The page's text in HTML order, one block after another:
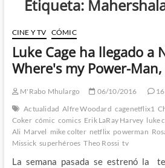
Etiqueta:
CINE Y TV CÓMIC
Luke Cage ha llegado a
Where's my Power-
M'Rabo Mhulargo 06/10/2016
16
Actualidad Alfre Woodard cagenetflix1
Coker cómic comics Erik LaRay Harvey luke
Ali Marvel mike colter netflix powerman
Missick superhéroes Theo Rossi tv
La semana pasada se estrenó la